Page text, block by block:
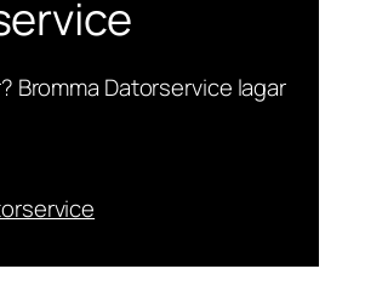
Bromma Datorservice lagar